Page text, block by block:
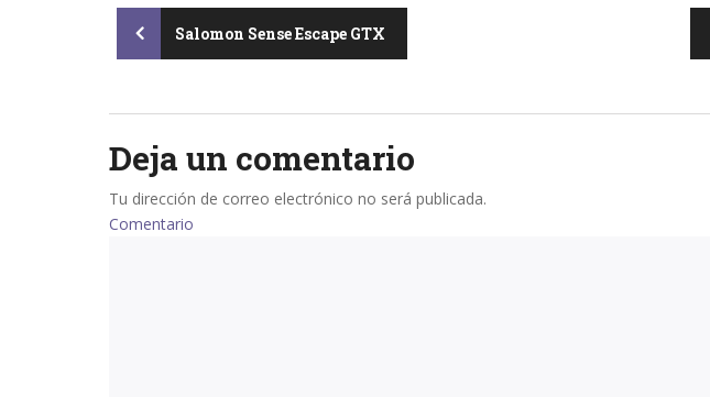
Post
navigation
Salomon Sense Escape GTX
Deja un comentario
Tu dirección de correo electrónico no será publicada.
Comentario